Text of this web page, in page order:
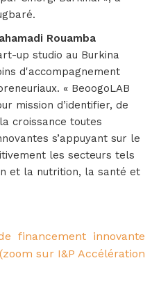
Rouamba
up studio au Burkina
d'accompagnement
« BeoogoLAB
mission d’identifier, de
croissance toutes
s’appuyant sur le
les secteurs tels
et la nutrition, la santé et
financement innovante
sur I&P Accélération